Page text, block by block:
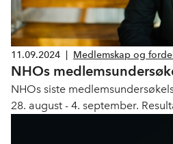
11.09.2024 Medlemskap og
NHOs
NHOs siste
28. august - 4. september.